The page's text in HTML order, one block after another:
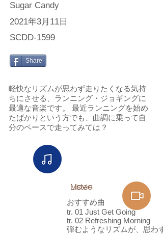
Sugar Candy
2021年3月11日
SCDD-1599
Share
軽快なリズムが思わず走りたくなる気持
ちにさせる、ランニング・ジョギングに
最適な音楽です。 最近ランニングを始め
たばかりという方でも、曲調に乗って自
分のペースで走ってみては？
Listen​
Movie
おすすめ曲
tr. 01 Just Get Going
tr. 02 Refreshing Morning
弾むようなリズムが、思わ